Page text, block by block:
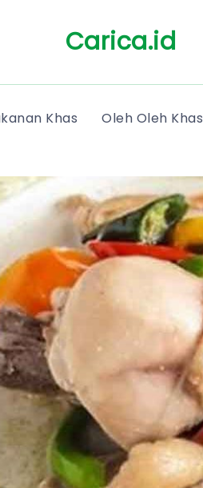
Carica.id
Khas Oleh Oleh Khas